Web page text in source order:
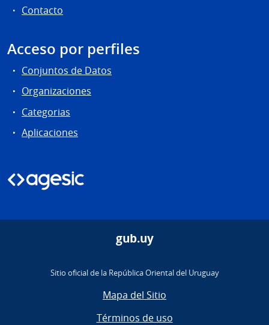
Contacto
Acceso por perfiles
Conjuntos de Datos
Organizaciones
Categorias
Aplicaciones
gub.uy
Sitio oficial de la República Oriental del Uruguay
Mapa del Sitio
Términos de uso